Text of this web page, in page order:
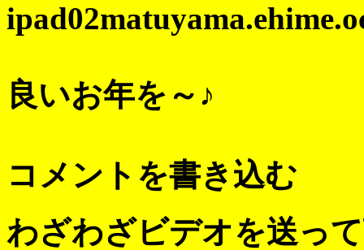
良いお年を～♪
コメントを書き込む
わざわざビデオを送っ